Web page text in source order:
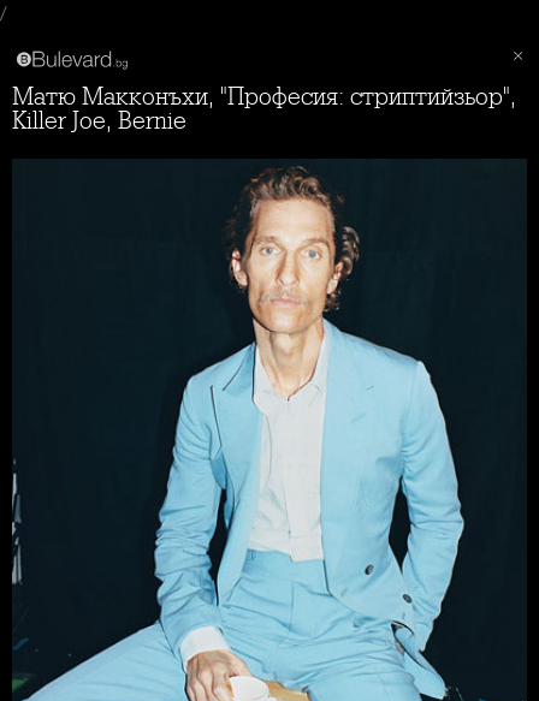
/
Матю Макконъхи, "Професия: стриптийзьор",
Killer Joe, Bernie